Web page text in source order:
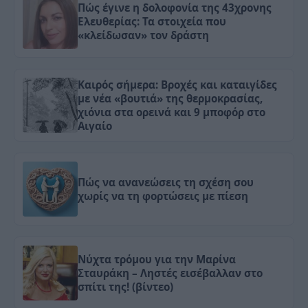
Πώς έγινε η δολοφονία της 43χρονης
Ελευθερίας: Τα στοιχεία που
«κλείδωσαν» τον δράστη
Καιρός σήμερα: Βροχές και καταιγίδες
με νέα «βουτιά» της θερμοκρασίας,
χιόνια στα ορεινά και 9 μποφόρ στο
Αιγαίο
Πώς να ανανεώσεις τη σχέση σου
χωρίς να τη φορτώσεις με πίεση
Νύχτα τρόμου για την Μαρίνα
Σταυράκη – Ληστές εισέβαλλαν στο
σπίτι της! (βίντεο)